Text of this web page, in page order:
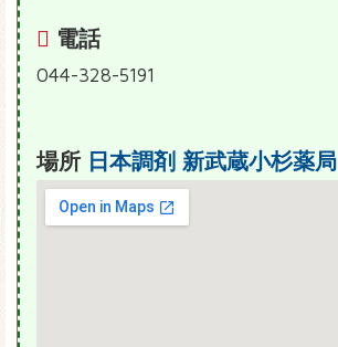
電話
044-328-5191
場所 日本調剤 新武蔵小杉薬局